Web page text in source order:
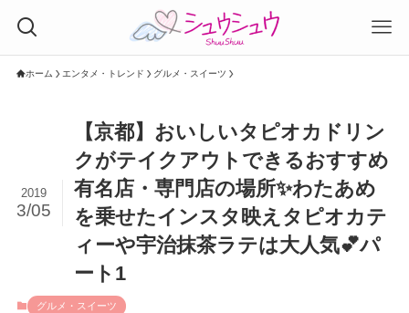
ホーム エンタメ・トレンド グルメ・スイーツ
【京都】おいしいタピオカドリン
クがテイクアウトできるおすすめ
有名店・専門店の場所✨わたあめ
を乗せたインスタ映えタピオカテ
ィーや宇治抹茶ラテは大人気💕パ
ート1
2019
3/05
グルメ・スイーツ